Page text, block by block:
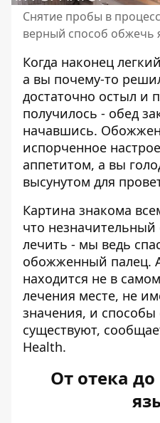
Снятие пробы в
верный способ обжечь
Когда наконец легкий
а вы почему-то
достаточно остыл и
получилось - обед
начавшись.
испорченное
аппетитом, а вы
высунутом для
Картина знакома
что
лечить - мы ведь
обожженный палец.
находится не в
лечения месте, не
значения, и способы
существуют,
Health.
От отека